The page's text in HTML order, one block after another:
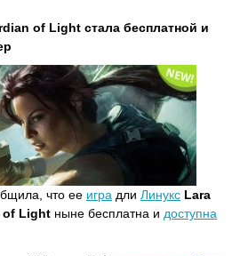
of Light стала бесплатной и
что ее игра дли Линукс Lara
of Light ныне бесплатна и доступна